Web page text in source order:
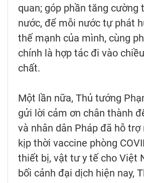
quan; góp phần tăng cường
nước, để mỗi nước tự phát
thế mạnh của mình, cùng
chính là hợp tác đi vào
chất.
Một lần nữa, Thủ tướng
gửi lời cảm ơn chân thành
và nhân dân Pháp đã hỗ trợ
kịp thời vaccine phòng
thiết bị, vật tư y tế cho Việt
bối cảnh đại dịch hiện nay,